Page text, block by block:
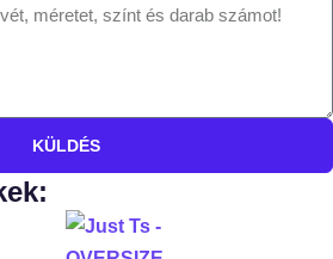
KÜLDÉS